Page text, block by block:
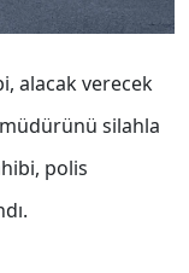
alacak verecek
silahla
polis